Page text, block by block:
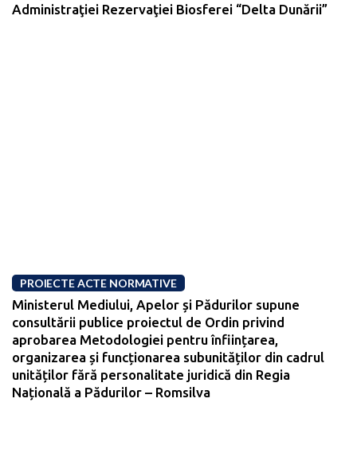
Administraţiei Rezervaţiei Biosferei “Delta Dunării”
PROIECTE ACTE NORMATIVE
Ministerul Mediului, Apelor și Pădurilor supune
consultării publice proiectul de Ordin privind
aprobarea Metodologiei pentru înființarea,
organizarea și funcționarea subunităților din cadrul
unităților fără personalitate juridică din Regia
Națională a Pădurilor – Romsilva